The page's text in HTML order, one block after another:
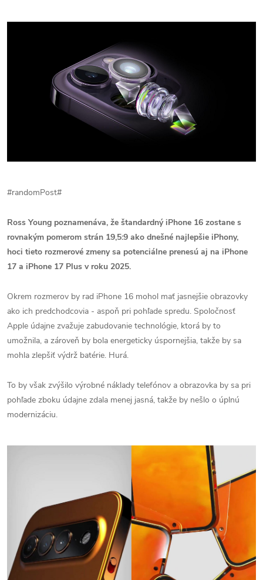
#randomPost#
Ross Young poznamenáva, že štandardný iPhone 16 zostane s
rovnakým pomerom strán 19,5:9 ako dnešné najlepšie iPhony,
hoci tieto rozmerové zmeny sa potenciálne prenesú aj na iPhone
17 a iPhone 17 Plus v roku 2025.
Okrem rozmerov by rad iPhone 16 mohol mať jasnejšie obrazovky
ako ich predchodcovia - aspoň pri pohľade spredu. Spoločnosť
Apple údajne zvažuje zabudovanie technológie, ktorá by to
umožnila, a zároveň by bola energeticky úspornejšia, takže by sa
mohla zlepšiť výdrž batérie. Hurá.
To by však zvýšilo výrobné náklady telefónov a obrazovka by sa pri
pohľade zboku údajne zdala menej jasná, takže by nešlo o úplnú
modernizáciu.